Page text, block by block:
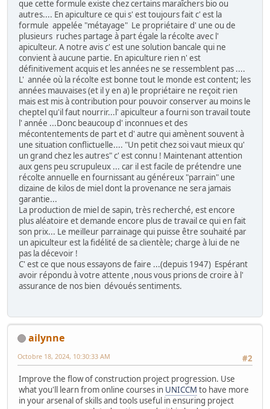
que cette formule existe chez certains maraîchers bio ou
autres.... En apiculture ce qui s' est toujours fait c' est la
formule appelée "métayage" Le propriétaire d' une ou de
plusieurs ruches partage à part égale la récolte avec l'
apiculteur. A notre avis c' est une solution bancale qui ne
convient à aucune partie. En apiculture rien n' est
définitivement acquis et les années ne se ressemblent pas ....
L' année où la récolte est bonne tout le monde est content; les
années mauvaises (et il y en a) le propriétaire ne reçoit rien
mais est mis à contribution pour pouvoir conserver au moins le
cheptel qu'il faut nourrir...l' apiculteur a fourni son travail toute
l' année ...Donc beaucoup d' inconnues et des
mécontentements de part et d' autre qui amènent souvent à
une situation conflictuelle.... "Un petit chez soi vaut mieux qu'
un grand chez les autres" c' est connu ! Maintenant attention
aux gens peu scrupuleux ... car il est facile de prétendre une
récolte annuelle en fournissant au généreux "parrain" une
dizaine de kilos de miel dont la provenance ne sera jamais
garantie...
La production de miel de sapin, très recherché, est encore
plus aléatoire et demande encore plus de travail ce qui en fait
son prix... Le meilleur parrainage qui puisse être souhaité par
un apiculteur est la fidélité de sa clientèle; charge à lui de ne
pas la décevoir !
C' est ce que nous essayons de faire ...(depuis 1947) Espérant
avoir répondu à votre attente ,nous vous prions de croire à l'
assurance de nos bien dévoués sentiments.
ailynne
#2
Octobre 18, 2024, 10:30:33 AM
Improve the flow of construction project progression. Use
what you'll learn from online courses in UNICCM to have more
in your arsenal of skills and tools useful in ensuring project